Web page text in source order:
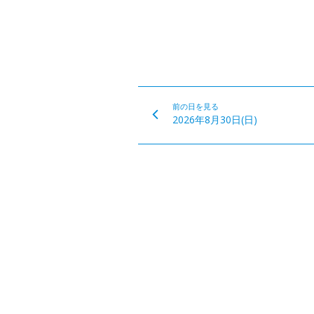
前の日を見る
2026年8月30日(日)